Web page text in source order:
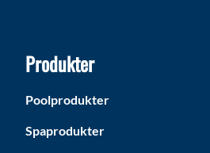
Produkter
Poolprodukter
Spaprodukter